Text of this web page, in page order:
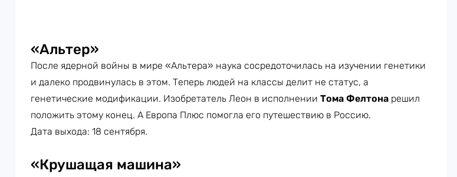
«Альтер»
После ядерной войны в мире «Альтера» наука сосредоточилась на изучении генетики
и далеко продвинулась в этом. Теперь людей на классы делит не статус, а
генетические модификации. Изобретатель Леон в исполнении Тома Фелтона решил
положить этому конец. А Европа Плюс помогла его путешествию в Россию.
Дата выхода: 18 сентября.
«Крушащая машина»